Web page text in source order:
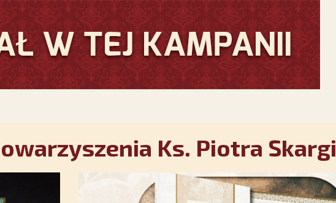
Ks. Piotra Skargi